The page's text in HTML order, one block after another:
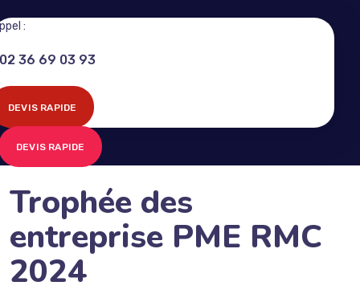
:
02 36 69 03 93
DEVIS RAPIDE
DEVIS RAPIDE
Trophée des
entreprise PME RMC
2024